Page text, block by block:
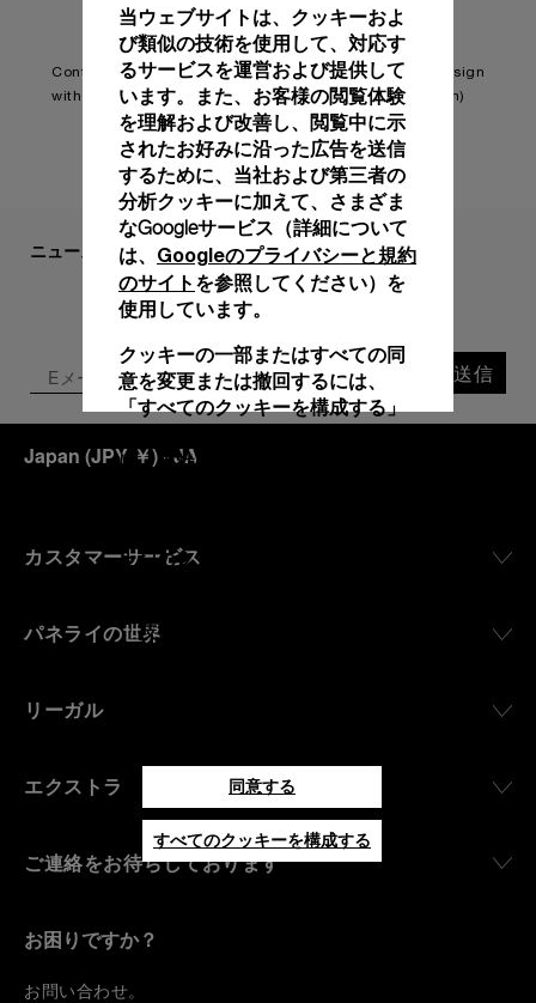
Continue reading on:Panerai embraces feminine design
with the Luminor Due Madreperla (boatinternational.com)
ニュースレターにご登録ください
送信
Japan (JPY ￥) - JA
カスタマーサービス
パネライの世界
リーガル
エクストラ
ご連絡をお待ちしております
お困りですか？
お問い合わせ。
当ウェブサイトは、クッキーおよ
び類似の技術を使用して、対応す
るサービスを運営および提供して
います。また、お客様の閲覧体験
を理解および改善し、閲覧中に示
されたお好みに沿った広告を送信
するために、当社および第三者の
分析クッキーに加えて、さまざま
なGoogleサービス（詳細について
は、 Googleのプライバシーと規約
のサイト を参照してください）を
使用しています。
クッキーの一部またはすべての同
意を変更または撤回するには、
「すべてのクッキーを構成する」
は、当社の
上記のクッキーの使用に同意した
「技術的なクッキーのみを許可す
同意する
すべてのクッキーを構成する